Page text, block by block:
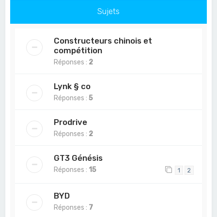
Sujets
Constructeurs chinois et
compétition
Réponses : 2
Lynk § co
Réponses :5
Prodrive
Réponses : 2
GT3 Génésis
Réponses : 15 1 2
BYD
Réponses : 7